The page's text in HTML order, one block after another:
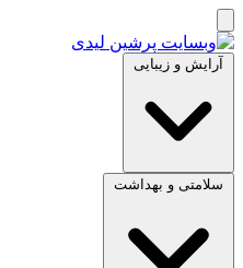
آرایش و زیبایی
سلامتی و بهداشت